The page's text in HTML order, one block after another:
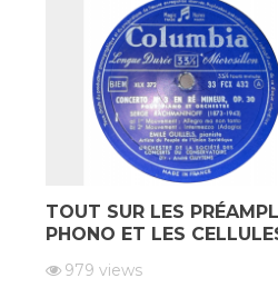
TOUT SUR LES
PHONO ET LES
979 views